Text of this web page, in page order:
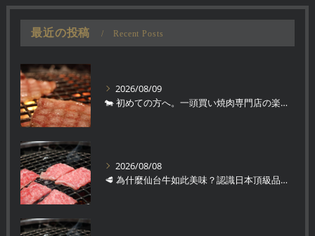
最近の投稿 Recent Posts
2026/08/09
🐄 初めての方へ。一頭買い焼肉専門店の楽しみ方
2026/08/08
🥩 為什麼仙台牛如此美味？認識日本頂級品牌和牛